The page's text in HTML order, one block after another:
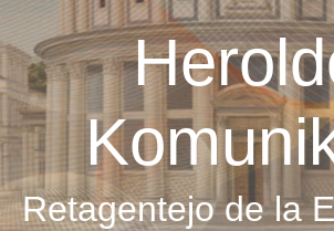
Retagentejo de la